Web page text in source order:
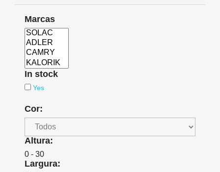
Marcas
In stock
Yes
Cor:
Altura:
0 - 30
Largura: